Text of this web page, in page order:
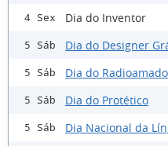
4 Sex Dia do Inventor
5 Sáb Dia do Designer
5 Sáb Dia do
5 Sáb Dia do Protético
5 Sáb Dia Nacional da